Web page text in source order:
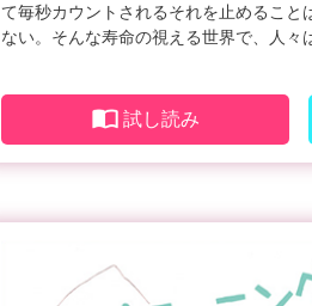
て毎秒カウントされるそれを止めること
ない。そんな寿命の視える世界で、人々
試し読み